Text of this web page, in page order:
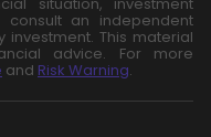
an independent
This material
advice. For more
and Risk Warning.